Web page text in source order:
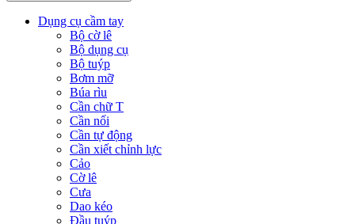
Dụng cụ cầm tay
Bộ cờ lê
Bộ dụng cụ
Bộ tuýp
Bơm mỡ
Búa rìu
Cần chữ T
Cần nối
Cần tự động
Cần xiết chỉnh lực
Cảo
Cờ lê
Cưa
Dao kéo
Đầu tuýp